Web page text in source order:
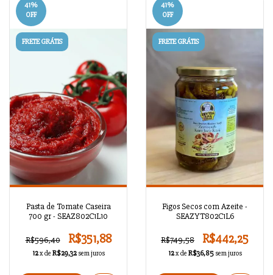
41%
OFF
FRETE GRÁTIS
Pasta de Tomate Caseira
700 gr - SEAZ802C1L10
R$596,40 R$351,88
12x de R$29,32 sem juros
41%
OFF
FRETE GRÁTIS
Figos Secos com Azeite -
SEAZYT802C1L6
R$749,58 R$442,25
12x de R$36,85 sem juros